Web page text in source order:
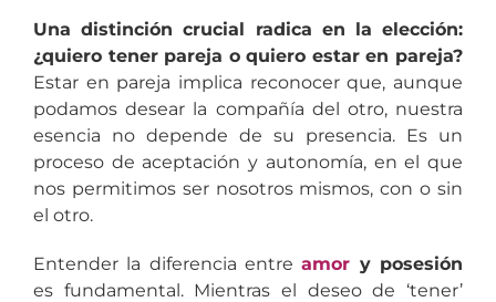
Una distinción crucial radica en la elección:
¿quiero tener pareja o quiero estar en pareja?
Estar en pareja implica reconocer que, aunque
podamos desear la compañía del otro, nuestra
esencia no depende de su presencia. Es un
proceso de aceptación y autonomía, en el que
nos permitimos ser nosotros mismos, con o sin
el otro.
Entender la diferencia entreamor y posesión
es fundamental. Mientras el deseo de ‘tener’